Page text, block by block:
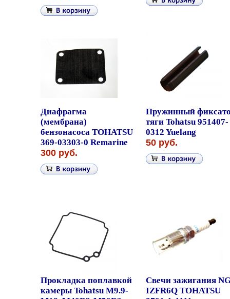
Диафрагма
(мембрана)
бензонасоса TOHATSU
369-03303-0 Remarine
300 руб.
Пружинный
тяги Tohatsu 951407-
0312 Yuelang
50 руб.
Прокладка поплавкой
камеры Tohatsu M9.9-
Свечи зажигания
IZFR6Q TOHATSU